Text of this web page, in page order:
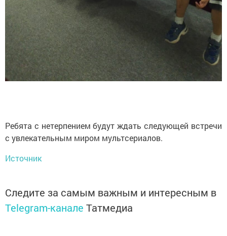
Ребята с нетерпением будут ждать следующей встречи
с увлекательным миром мультсериалов.
Источник
Следите за самым важным и интересным в
Telegram-канале Татмедиа